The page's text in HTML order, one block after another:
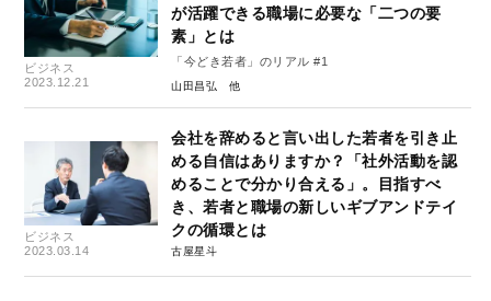
ビジネス
2023.12.21
が活躍できる職場に必要な「二つの要
素」とは
「今どき若者」のリアル #1
山田昌弘
ビジネス
2023.03.14
会社を辞めると言い出した若者を引き止
める自信はありますか？「社外活動を認
めることで分かり合える」。目指すべ
き、若者と職場の新しいギブアンドテイ
クの循環とは
古屋星斗